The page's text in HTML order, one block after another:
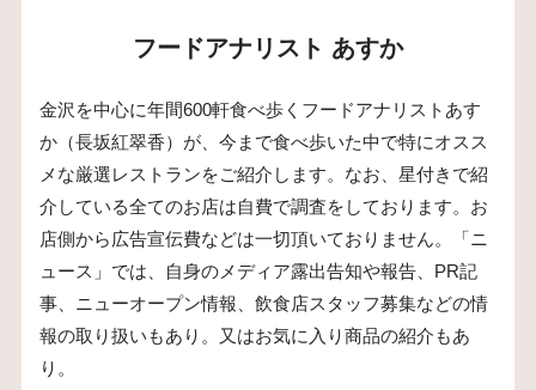
フードアナリスト あすか
金沢を中心に年間600軒食べ歩くフードアナリストあす
か（長坂紅翠香）が、今まで食べ歩いた中で特にオスス
メな厳選レストランをご紹介します。なお、星付きで紹
介している全てのお店は自費で調査をしております。お
店側から広告宣伝費などは一切頂いておりません。「ニ
ュース」では、自身のメディア露出告知や報告、PR記
事、ニューオープン情報、飲食店スタッフ募集などの情
報の取り扱いもあり。又はお気に入り商品の紹介もあ
り。